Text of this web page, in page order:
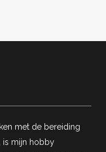
met de bereiding
is mijn hobby